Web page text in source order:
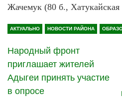
Жачемук (80 б.,
АКТУАЛЬНО НОВОСТИ РАЙОНА
Народный фронт
приглашает жителей
Адыгеи принять участие
в опросе